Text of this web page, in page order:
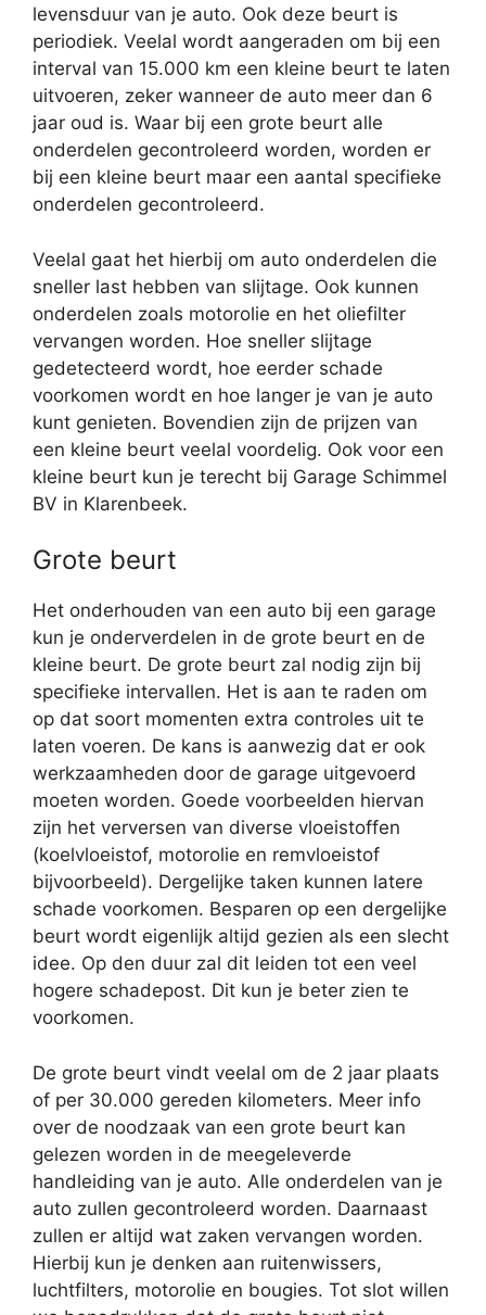
levensduur van je auto. Ook deze beurt is
periodiek. Veelal wordt aangeraden om bij een
interval van 15.000 km een kleine beurt te laten
uitvoeren, zeker wanneer de auto meer dan 6
jaar oud is. Waar bij een grote beurt alle
onderdelen gecontroleerd worden, worden er
bij een kleine beurt maar een aantal specifieke
onderdelen gecontroleerd.
Veelal gaat het hierbij om auto onderdelen die
sneller last hebben van slijtage. Ook kunnen
onderdelen zoals motorolie en het oliefilter
vervangen worden. Hoe sneller slijtage
gedetecteerd wordt, hoe eerder schade
voorkomen wordt en hoe langer je van je auto
kunt genieten. Bovendien zijn de prijzen van
een kleine beurt veelal voordelig. Ook voor een
kleine beurt kun je terecht bij Garage Schimmel
BV in Klarenbeek.
Grote beurt
Het onderhouden van een auto bij een garage
kun je onderverdelen in de grote beurt en de
kleine beurt. De grote beurt zal nodig zijn bij
specifieke intervallen. Het is aan te raden om
op dat soort momenten extra controles uit te
laten voeren. De kans is aanwezig dat er ook
werkzaamheden door de garage uitgevoerd
moeten worden. Goede voorbeelden hiervan
zijn het verversen van diverse vloeistoffen
(koelvloeistof, motorolie en remvloeistof
bijvoorbeeld). Dergelijke taken kunnen latere
schade voorkomen. Besparen op een dergelijke
beurt wordt eigenlijk altijd gezien als een slecht
idee. Op den duur zal dit leiden tot een veel
hogere schadepost. Dit kun je beter zien te
voorkomen.
De grote beurt vindt veelal om de 2 jaar plaats
of per 30.000 gereden kilometers. Meer info
over de noodzaak van een grote beurt kan
gelezen worden in de meegeleverde
handleiding van je auto. Alle onderdelen van je
auto zullen gecontroleerd worden. Daarnaast
zullen er altijd wat zaken vervangen worden.
Hierbij kun je denken aan ruitenwissers,
luchtfilters, motorolie en bougies. Tot slot willen